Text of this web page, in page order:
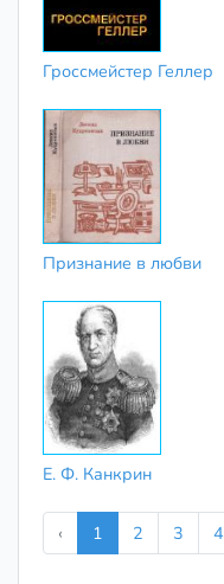
Гроссмейстер Геллер
Признание в любви
Е. Ф. Канкрин
‹ 1 2 3 4